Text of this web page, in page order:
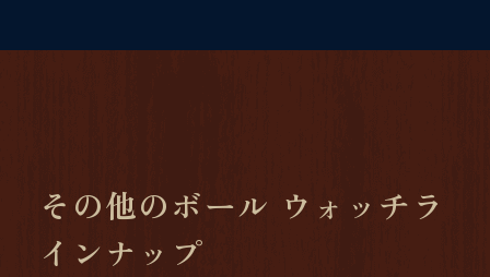
その他のボール ウォッチラ
インナップ